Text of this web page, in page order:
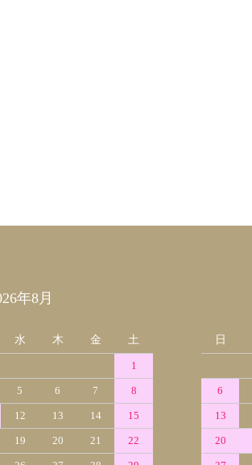
年8月
水 木 金 土
1
5 6 7 8
12 13 14 15
19 20 21 22
日
6
13
20